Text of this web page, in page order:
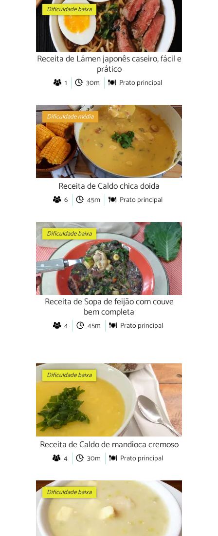
Dificuldade baixa
Receita de Lámen japonês caseiro, fácil e
prático
1 30m Prato principal
Dificuldade média
Receita de Caldo chica doida
6 45m Prato principal
Dificuldade baixa
Receita de Sopa de feijão com couve
bem completa
4 45m Prato principal
Dificuldade baixa
Receita de Caldo de mandioca cremoso
4 30m Prato principal
Dificuldade baixa